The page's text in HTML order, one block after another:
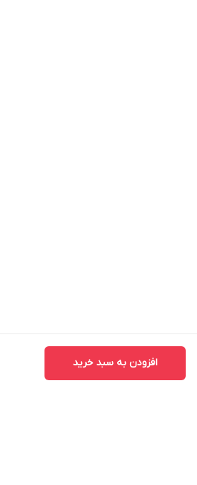
افزودن به سبد خرید